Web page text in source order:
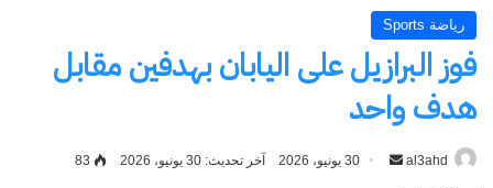
رياضة Sports
فوز البرازيل على اليابان بهدفين مقابل
هدف واحد
al3ahd
أرسل30 يونيو، 2026 آخر تحديث: 30 يونيو، 2026 83